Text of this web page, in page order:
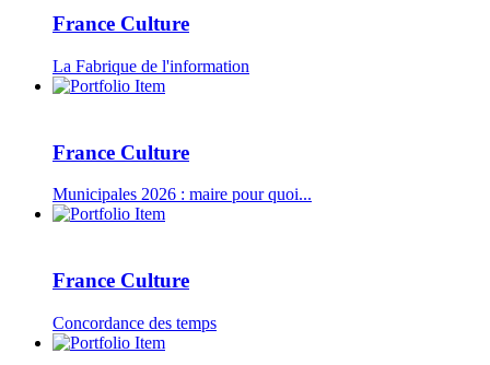
France Culture
La Fabrique de l'information
France Culture
Municipales 2026 : maire pour quoi...
France Culture
Concordance des temps